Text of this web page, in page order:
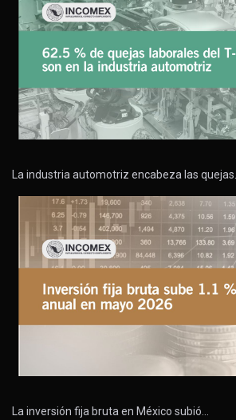
La industria automotriz encabeza las quejas…
La inversión fija bruta en México subió…